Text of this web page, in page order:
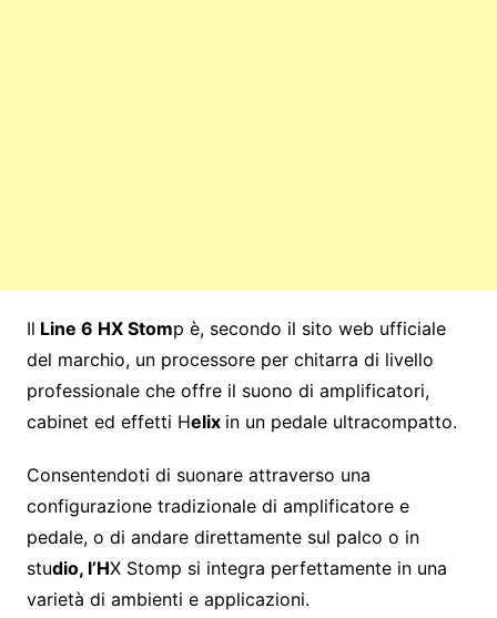
Il Line 6 HX Stomp è, secondo il sito web ufficiale
del marchio, un processore per chitarra di livello
professionale che offre il suono di amplificatori,
cabinet ed effetti Helix in un pedale ultracompatto.
Consentendoti di suonare attraverso una
configurazione tradizionale di amplificatore e
pedale, o di andare direttamente sul palco o in
studio, l’HX Stomp si integra perfettamente in una
varietà di ambienti e applicazioni.